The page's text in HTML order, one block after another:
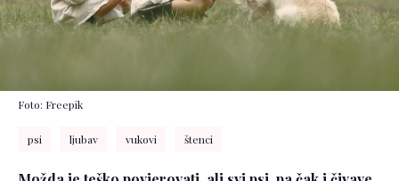
Foto: Freepik
psi ljubav vukovi štenci